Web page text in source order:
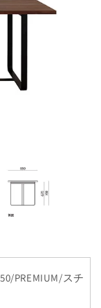
PREMIUM/スチ